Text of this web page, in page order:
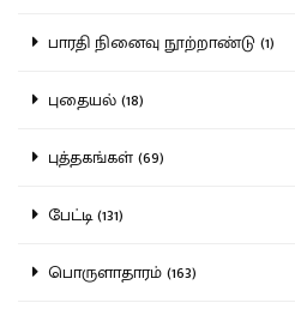
பாரதி நினைவு நூற்றாண்டு (1)
புதையல் (18)
புத்தகங்கள் (69)
பேட்டி (131)
பொருளாதாரம் (163)